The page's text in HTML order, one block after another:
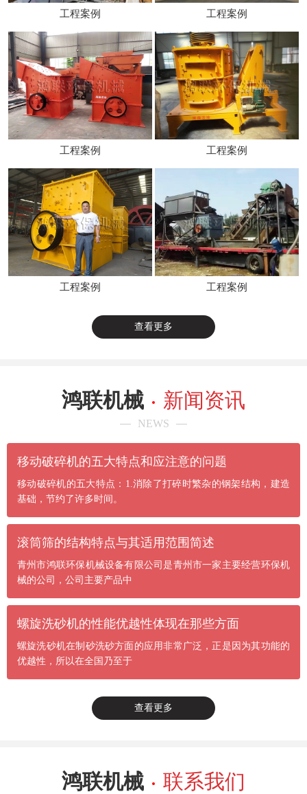
工程案例 工程案例
工程案例 工程案例
工程案例 工程案例
查看更多
鸿联机械 新闻资讯
NEWS
​移动破碎机的五大特点和应注意的问题
移动破碎机的五大特点：1.消除了打碎时繁杂的钢架结构，建造
基础，节约了许多时间。
滚筒筛的结构特点与其适用范围简述
青州市鸿联环保机械设备有限公司是青州市一家主要经营环保机
械的公司，公司主要产品中
螺旋洗砂机的性能优越性体现在那些方面
螺旋洗砂机在制砂洗砂方面的应用非常广泛，正是因为其功能的
优越性，所以在全国乃至于
查看更多
鸿联机械 联系我们